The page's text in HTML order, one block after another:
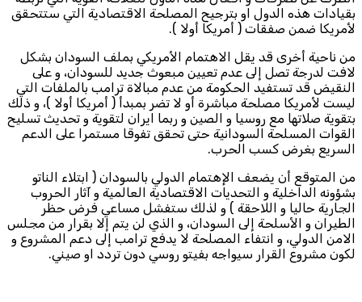
بقيادات هذه الدول او بترجيح المصلحة الاقتصادية التي ستتحقق
لأمريكا ضمن صفقات ( أمريكا أولا ).
من ناحية أخرى قد يقل الاهتمام الأمريكي بملف السودان بشكل
لافت لدرجة تصل إلى عدم تعيين مبعوث جديد للسودان، و على
النقيض قد تستفيد الحكومة من عدم مبالاة ترامب بالملفات التي
ليست لأمريكا مصلحة مباشرة أو لا تضر بمبدأ ( أمريكا أولا )، و ذلك
بتقوية صلاتها مع روسيا و الصين و ربما ايران لتقوية و تحديث تسليح
القوات المسلحة السودانية حتى تحقق تفوقا مستمرا على الدعم
السريع بغرض كسب الحرب.
من المتوقع أن يضعف الإهتمام الدولي بالسودان ( ابتلاء الناتو
بشؤونه الداخلية و التحديات الاقتصادية العالمية و آثار الحروب
الجارية حاليا و اللاحقة ) و لذلك ستفشل مساعي فرض حظر
الطيران و الأسلحة إلى السودان، و الذي لن يتم إلا بقرار من مجلس
الامن الدولي، و انتفاء المصلحة لا يدفع ترامب إلى دعم المشروع و
لكون مشروع القرار سيواجه بفيتو روسي دون تردد او صيني.